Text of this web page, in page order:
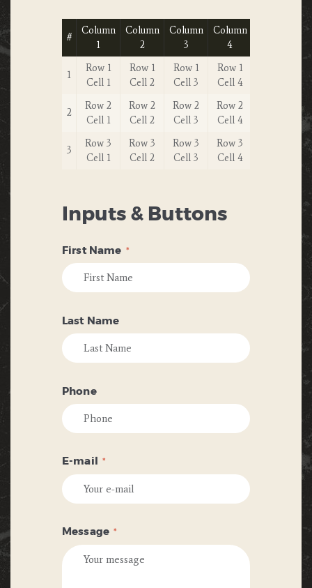
#
Column
1
Column
2
Column
3
Column
4
1
Row 1
Cell 1
Row 1
Cell 2
Row 1
Cell 3
Row 1
Cell 4
2
Row 2
Cell 1
Row 2
Cell 2
Row 2
Cell 3
Row 2
Cell 4
3
Row 3
Cell 1
Row 3
Cell 2
Row 3
Cell 3
Row 3
Cell 4
Inputs & Buttons
First Name
Last Name
Phone
E-mail
Message